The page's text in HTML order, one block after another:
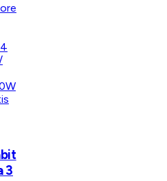
3